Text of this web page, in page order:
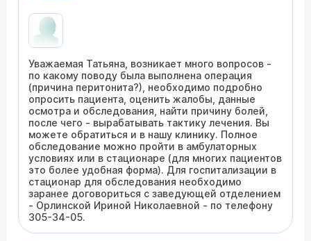
Уважаемая Татьяна, возникает много вопросов -
по какому поводу была выполнена операция
(причина перитонита?), необходимо подробно
опросить пациента, оценить жалобы, данные
осмотра и обследования, найти причину болей,
после чего - вырабатывать тактику лечения. Вы
можете обратиться и в нашу клинику. Полное
обследование можно пройти в амбулаторных
условиях или в стационаре (для многих пациентов
это более удобная форма). Для госпитализации в
стационар для обследования необходимо
заранее договориться с заведующей отделением
- Орлинской Ириной Николаевной - по телефону
305-34-05.